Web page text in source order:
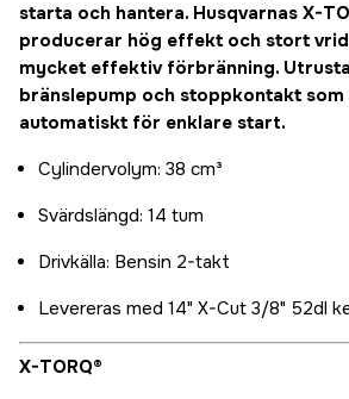
starta och hantera. Husqvarnas X-
producerar hög effekt och stort
mycket effektiv förbränning.
bränslepump och stoppkontakt
automatiskt för enklare start.
Cylindervolym: 38 cm³
Svärdslängd: 14 tum
Drivkälla: Bensin 2-takt
Levereras med 14" X-Cut 3/8" 52dl
X-TORQ®